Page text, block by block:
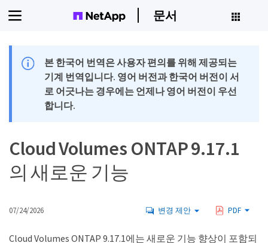
문서
본 한국어 번역은 사용자 편의를 위해 제공되는
기계 번역입니다. 영어 버전과 한국어 버전이 서
로 어긋나는 경우에는 언제나 영어 버전이 우선
합니다.
Cloud Volumes ONTAP 9.17.1
의 새로운 기능
07/24/2026 변경 제안 PDF
Cloud Volumes ONTAP 9.17.1에는 새로운 기능 향상이 포함되